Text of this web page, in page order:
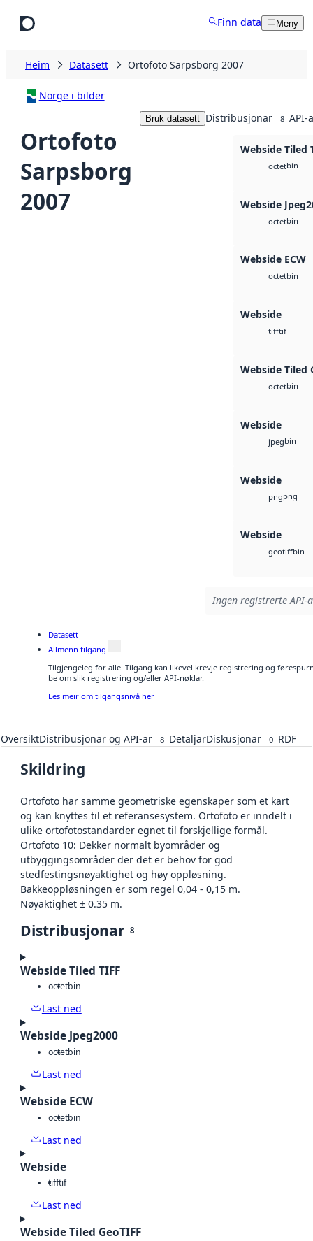
Finn data Meny
Heim Datasett Ortofoto Sarpsborg 2007
Norge i bilder
Ortofoto
Sarpsborg
2007
Bruk datasett Distribusjonar 8 API-
Webside Tiled
octetbin
Webside
octetbin
Webside ECW
octetbin
Webside
tifftif
Webside Tiled
octetbin
Webside
jpegbin
Webside
pngpng
Webside
geotiffbin
Ingen registrerte
Datasett
Allmenn tilgang
Tilgjengeleg for alle. Tilgang kan likevel krevje registrering og
be om slik registrering og/eller API-nøklar.
Les meir om tilgangsnivå her
OversiktDistribusjonar og API-ar 8 DetaljarDiskusjonar 0 RDF
Skildring
Ortofoto har samme geometriske egenskaper som et kart
og kan knyttes til et referansesystem. Ortofoto er inndelt i
ulike ortofotostandarder egnet til forskjellige formål.
Ortofoto 10: Dekker normalt byområder og
utbyggingsområder der det er behov for god
stedfestingsnøyaktighet og høy oppløsning.
Bakkeoppløsningen er som regel 0,04 - 0,15 m.
Nøyaktighet ± 0.35 m.
Distribusjonar 8
Webside Tiled TIFF
octetbin
Last ned
Webside Jpeg2000
octetbin
Last ned
Webside ECW
octetbin
Last ned
Webside
tifftif
Last ned
Webside Tiled GeoTIFF